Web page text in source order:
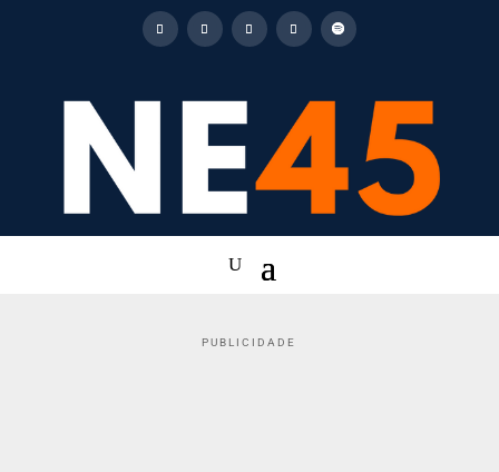
PUBLICIDADE